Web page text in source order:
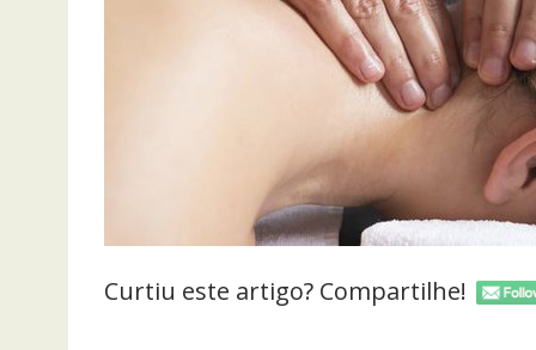
Curtiu este artigo? Compartilhe!